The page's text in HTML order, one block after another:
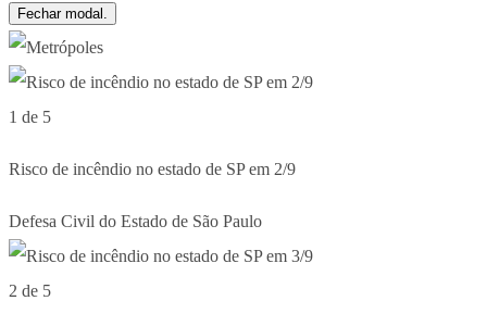
Fechar modal.
1 de 5
Risco de incêndio no estado de SP em 2/9
Defesa Civil do Estado de São Paulo
2 de 5